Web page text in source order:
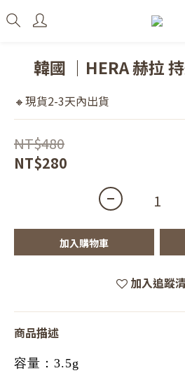
韓國 ｜HERA 赫拉
🔸現貨2-3天內出貨
NT$480
NT$280
加入購物車
加入追蹤
商品描述
容量：3.5g